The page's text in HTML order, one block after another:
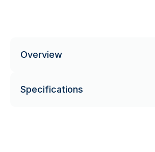
Overview
Specifications